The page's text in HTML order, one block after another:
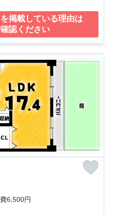
掲載している理由は
認ください
6,500円